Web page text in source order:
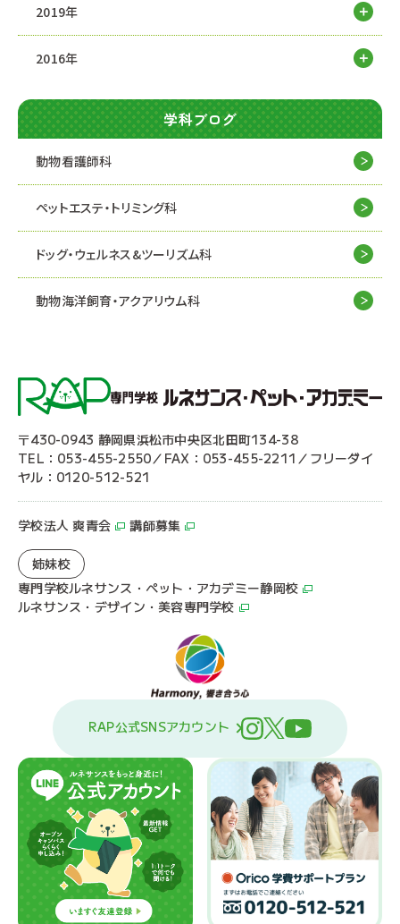
2019年
2016年
学科ブログ
動物看護師科
ペットエステ・トリミング科
ドッグ・ウェルネス&ツーリズム科
動物海洋飼育・アクアリウム科
〒430-0943 静岡県浜松市中央区北田町134-38
TEL：053-455-2550／FAX：053-455-2211／フリーダイ
ヤル：0120-512-521
学校法人 爽青会 講師募集
姉妹校
専門学校ルネサンス・ペット・アカデミー静岡校
ルネサンス・デザイン・美容専門学校
RAP公式SNSアカウント